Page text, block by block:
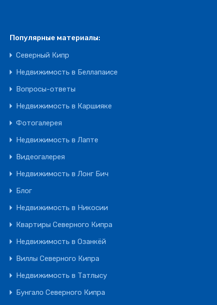
Популярные материалы:
Северный Кипр
Недвижимость в Беллапаисе
Вопросы-ответы
Недвижимость в Каршияке
Фотогалерея
Недвижимость в Лапте
Видеогалерея
Недвижимость в Лонг Бич
Блог
Недвижимость в Никосии
Квартиры Северного Кипра
Недвижимость в Озанкёй
Виллы Северного Кипра
Недвижимость в Татлысу
Бунгало Северного Кипра